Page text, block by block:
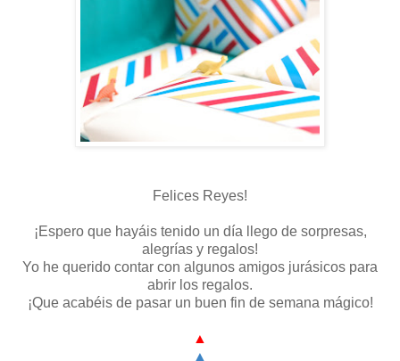
Felices Reyes!
¡Espero que hayáis tenido un día llego de sorpresas,
alegrías y regalos!
Yo he querido contar con algunos amigos jurásicos para
abrir los regalos.
¡Que acabéis de pasar un buen fin de semana mágico!
▲
▲